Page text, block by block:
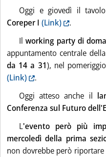
Oggi e giovedì il
Coreper I (Link)
.
Ilworking party di
appuntamento centrale
da 14 a 31), nel
(Link)
.
Oggi atteso anche il
Conferenza sul Futuro
L'evento però più
mercoledì della prima
non dovrebbe però